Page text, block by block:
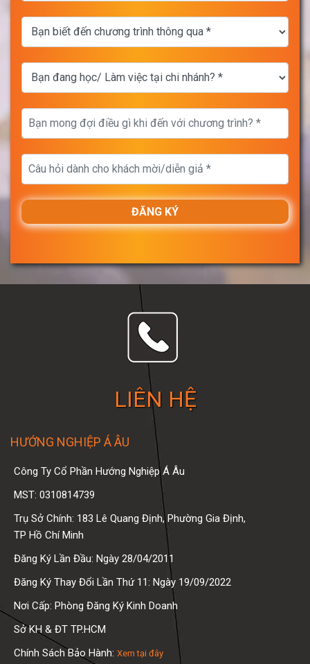
LIÊN HỆ
HƯỚNG NGHIỆP Á ÂU
Công Ty Cổ Phần Hướng Nghiệp Á Âu
MST: 0310814739
Trụ Sở Chính: 183 Lê Quang Định, Phường Gia Định,
TP Hồ Chí Minh
Đăng Ký Lần Đầu: Ngày 28/04/2011
Đăng Ký Thay Đổi Lần Thứ 11: Ngày 19/09/2022
Nơi Cấp: Phòng Đăng Ký Kinh Doanh
Sở KH & ĐT TP.HCM
Chính Sách Bảo Hành: Xem tại đây